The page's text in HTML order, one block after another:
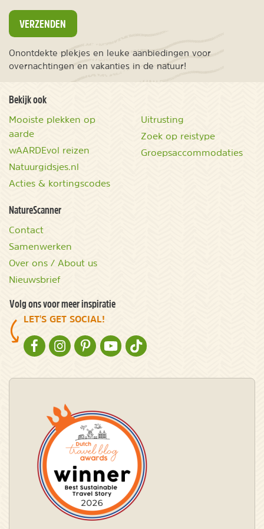
VERZENDEN
Onontdekte plekjes en leuke aanbiedingen voor
overnachtingen en vakanties in de natuur!
Bekijk ook
Mooiste plekken op
aarde
wAARDEvol reizen
Natuurgidsjes.nl
Acties & kortingscodes
Uitrusting
Zoek op reistype
Groepsaccommodaties
NatureScanner
Contact
Samenwerken
Over ons / About us
Nieuwsbrief
Volg ons voor meer inspiratie
LET'S GET SOCIAL!
NATURESCANNER OP FACEBOOK
NATURESCANNER OP INSTAGRAM
NATURESCANNER OP PINTEREST
NATURESCANNER OP YOUTUBE
NATURESCANNER OP TIKTOK